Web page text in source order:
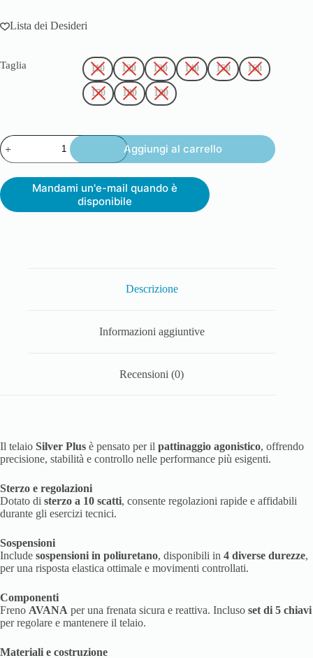
Lista dei Desideri
Taglia 110 120 130 140 150 160
170 180 190
Aggiungi al carrello
Mandami un'e-mail quando è
disponibile
Descrizione
Informazioni aggiuntive
Recensioni (0)
Il telaio Silver Plus è pensato per il pattinaggio agonistico, offrendo
precisione, stabilità e controllo nelle performance più esigenti.
Sterzo e regolazioni
Dotato di sterzo a 10 scatti, consente regolazioni rapide e affidabili
durante gli esercizi tecnici.
Sospensioni
Include sospensioni in poliuretano, disponibili in 4 diverse durezze,
per una risposta elastica ottimale e movimenti controllati.
Componenti
Freno AVANA per una frenata sicura e reattiva. Incluso set di 5 chiavi
per regolare e mantenere il telaio.
Materiali e costruzione